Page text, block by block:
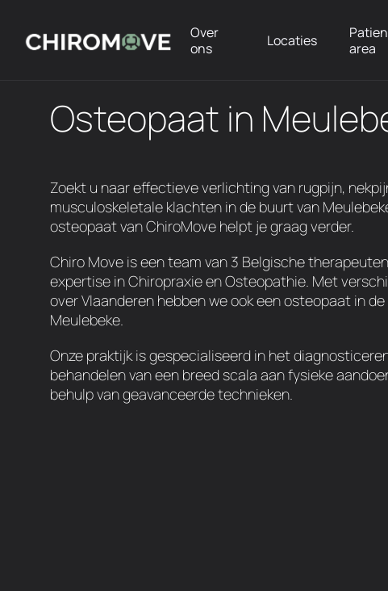
Over
ons
Locaties
area
Osteopaat in
Zoekt u naar effectieve verlichting van rugpijn,
musculoskeletale klachten in de buurt van
osteopaat van ChiroMove helpt je graag verder.
Chiro Move is een team van 3 Belgische
expertise in Chiropraxie en Osteopathie. Met
over Vlaanderen hebben we ook een osteopaat in
Meulebeke.
Onze praktijk is gespecialiseerd in het
behandelen van een breed scala aan fysieke
behulp van geavanceerde technieken.